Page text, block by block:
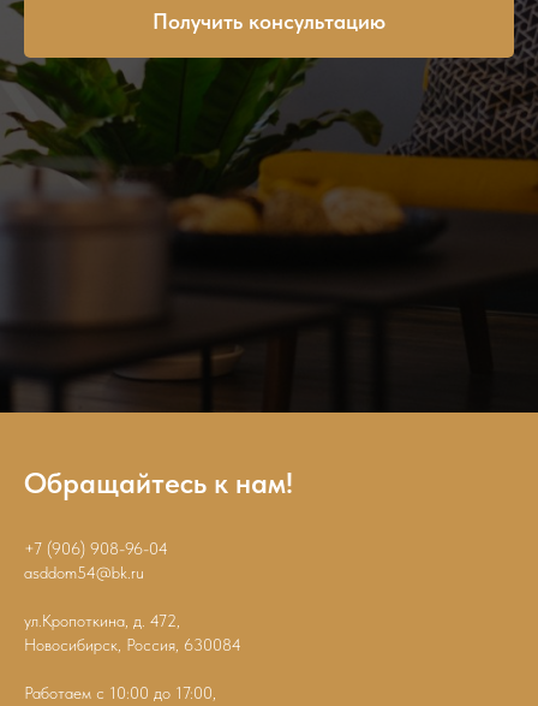
Получить консультацию
Обращайтесь к нам!
+7 (906) 908-96-04
asddom54@bk.ru
ул.Кропоткина, д. 472,
Новосибирск, Россия, 630084
Работаем с 10:00 до 17:00,